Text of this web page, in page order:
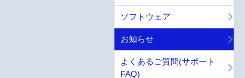
ソフトウェア
お知らせ
よくあるご質問(サポート
FAQ)